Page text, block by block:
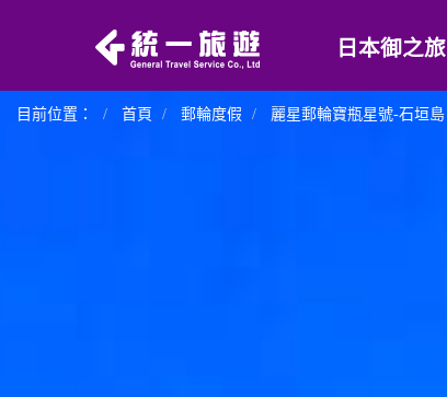
日本御之旅
目前位置： 首頁 郵輪度假 麗星郵輪寶瓶星號-石垣島